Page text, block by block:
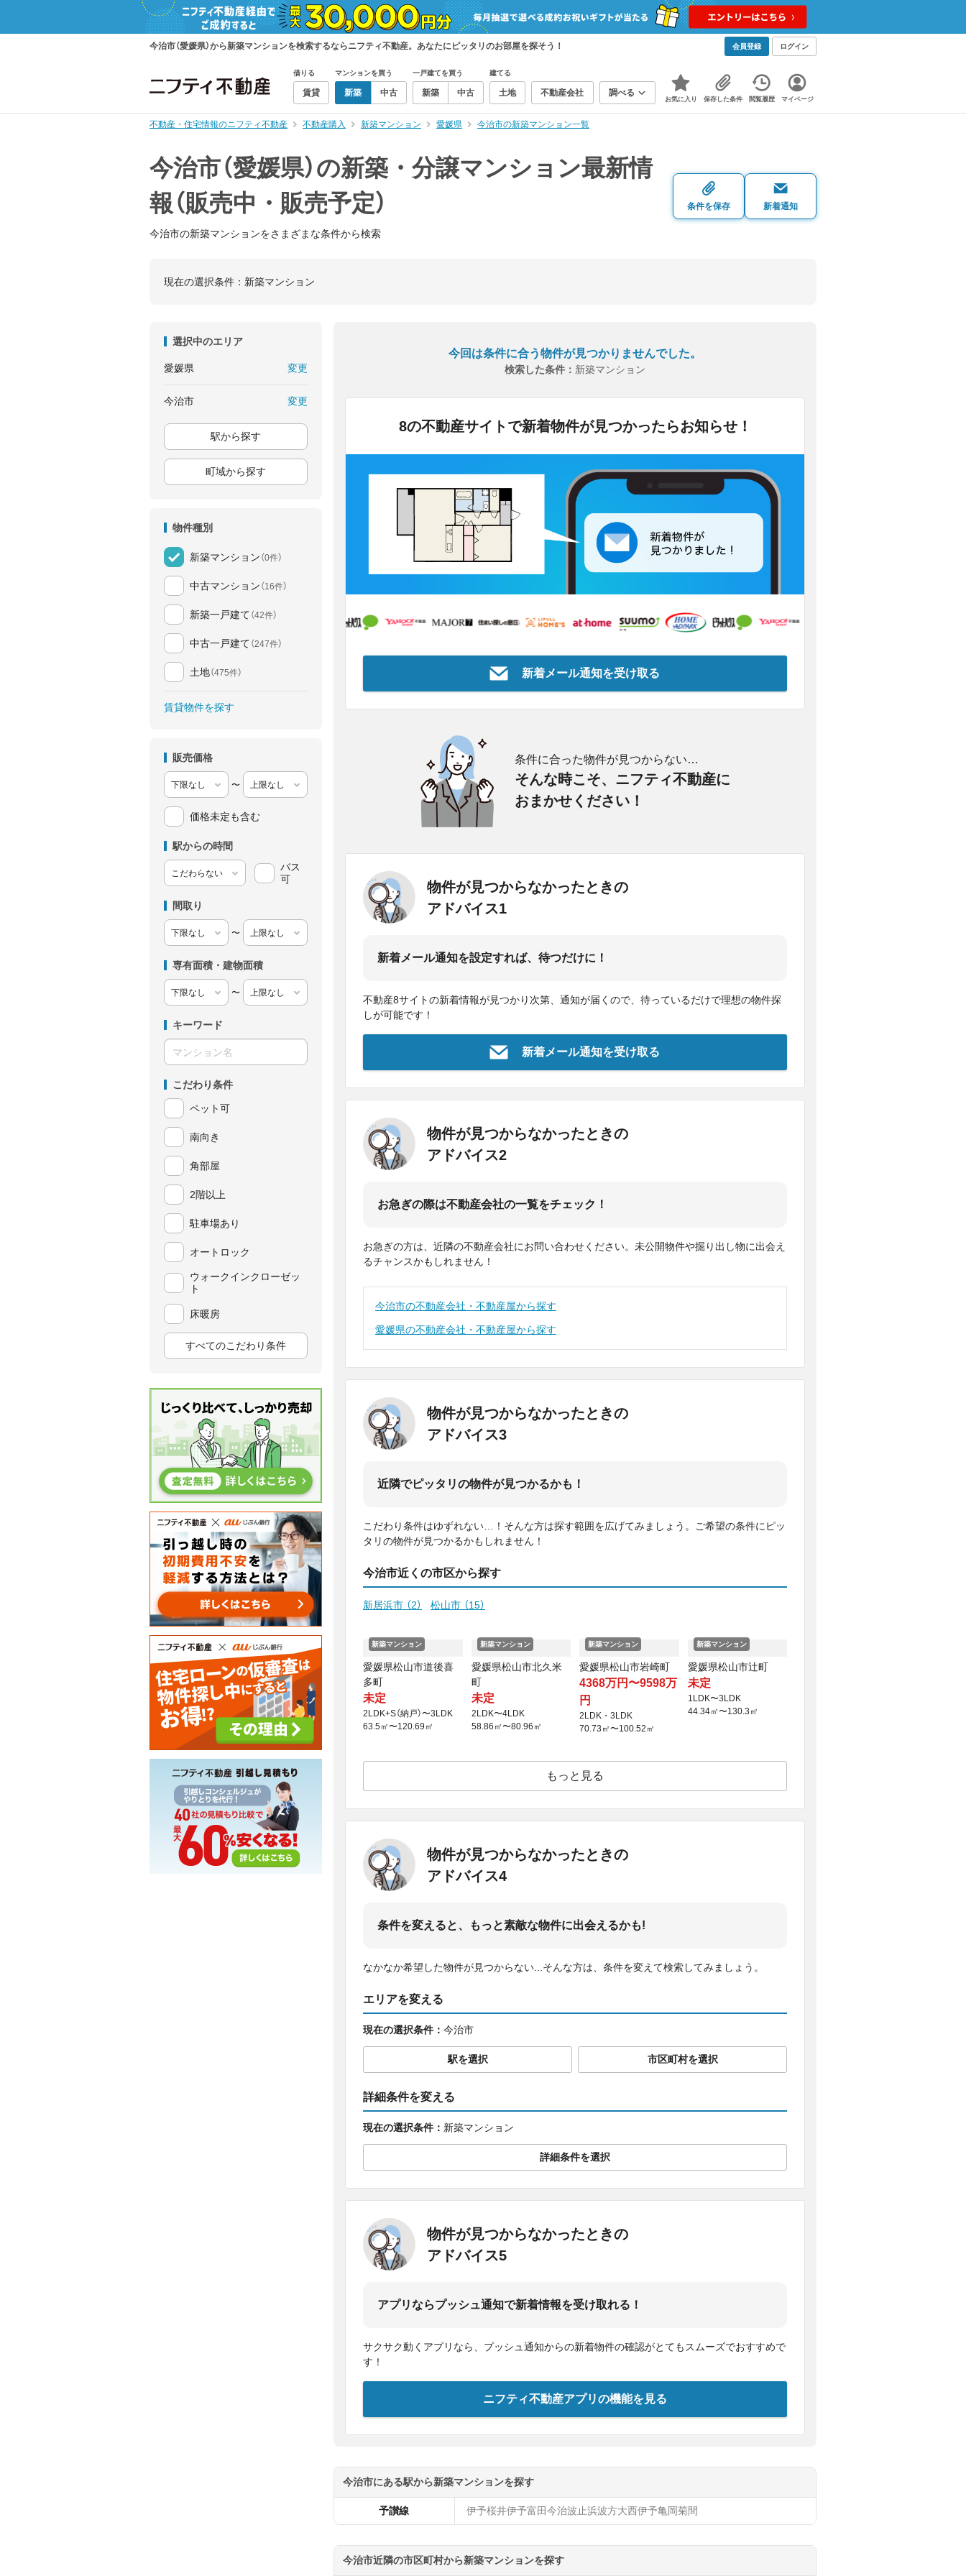
今治市（愛媛県）から新築マンションを検索するならニフティ不動産。あなたにピッタリのお部屋を探そう！ 会員登録 ログイン
借りる
賃貸
マンションを買う
新築 中古
一戸建てを買う
新築 中古
建てる
土地 不動産会社 調べる
お気に入り 保存した条件 閲覧履歴 マイページ
不動産・住宅情報のニフティ不動産 不動産購入 新築マンション 愛媛県 今治市の新築マンション一覧
今治市（愛媛県）の新築・分譲マンション最新情
報（販売中・販売予定）
今治市の新築マンションをさまざまな条件から検索
条件を保存 新着通知
現在の選択条件： 新築マンション
選択中のエリア
愛媛県 変更
今治市 変更
駅から探す
町域から探す
物件種別
新築マンション （0件）
中古マンション （16件）
新築一戸建て （42件）
中古一戸建て （247件）
土地（475件）
賃貸物件を探す
販売価格
〜
価格未定も含む
駅からの時間
バス
可
間取り
〜
専有面積・建物面積
〜
キーワード
こだわり条件
ペット可
南向き
角部屋
2階以上
駐車場あり
オートロック
ウォークインクローゼッ
ト
床暖房
すべてのこだわり条件
今回は条件に合う物件が見つかりませんでした。
検索した条件： 新築マンション
8の不動産サイトで新着物件が見つかったらお知らせ！
新着メール通知を受け取る
条件に合った物件が見つからない…
そんな時こそ、ニフティ不動産に
おまかせください！
物件が見つからなかったときの
アドバイス1
新着メール通知を設定すれば、待つだけに！
不動産8サイトの新着情報が見つかり次第、通知が届くので、待っているだけで理想の物件探
しが可能です！
新着メール通知を受け取る
物件が見つからなかったときの
アドバイス2
お急ぎの際は不動産会社の一覧をチェック！
お急ぎの方は、近隣の不動産会社にお問い合わせください。未公開物件や掘り出し物に出会え
るチャンスかもしれません！
今治市の不動産会社・不動産屋から探す
愛媛県の不動産会社・不動産屋から探す
物件が見つからなかったときの
アドバイス3
近隣でピッタリの物件が見つかるかも！
こだわり条件はゆずれない…！そんな方は探す範囲を広げてみましょう。ご希望の条件にピッ
タリの物件が見つかるかもしれません！
今治市近くの市区から探す
新居浜市 （2） 松山市 （15）
新築マンション
愛媛県松山市道後喜
多町
未定
2LDK+S（納戸）〜3LDK
63.5㎡〜120.69㎡
新築マンション
愛媛県松山市北久米
町
未定
2LDK〜4LDK
58.86㎡〜80.96㎡
新築マンション
愛媛県松山市岩崎町
4368万円〜9598万
円
2LDK・3LDK
70.73㎡〜100.52㎡
新築マンション
愛媛県松山市辻町
未定
1LDK〜3LDK
44.34㎡〜130.3㎡
もっと見る
物件が見つからなかったときの
アドバイス4
条件を変えると、もっと素敵な物件に出会えるかも!
なかなか希望した物件が見つからない...そんな方は、条件を変えて検索してみましょう。
エリアを変える
現在の選択条件： 今治市
駅を選択 市区町村を選択
詳細条件を変える
現在の選択条件： 新築マンション
詳細条件を選択
物件が見つからなかったときの
アドバイス5
アプリならプッシュ通知で新着情報を受け取れる！
サクサク動くアプリなら、プッシュ通知からの新着物件の確認がとてもスムーズでおすすめで
す！
ニフティ不動産アプリの機能を見る
今治市にある駅から新築マンションを探す
予讃線 伊予桜井伊予富田今治波止浜波方大西伊予亀岡菊間
今治市近隣の市区町村から新築マンションを探す